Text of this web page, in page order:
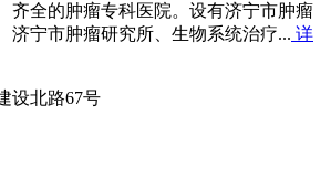
齐全的肿瘤专科医院。设有济宁市肿瘤
济宁市肿瘤研究所、生物系统治疗... 详
设北路67号